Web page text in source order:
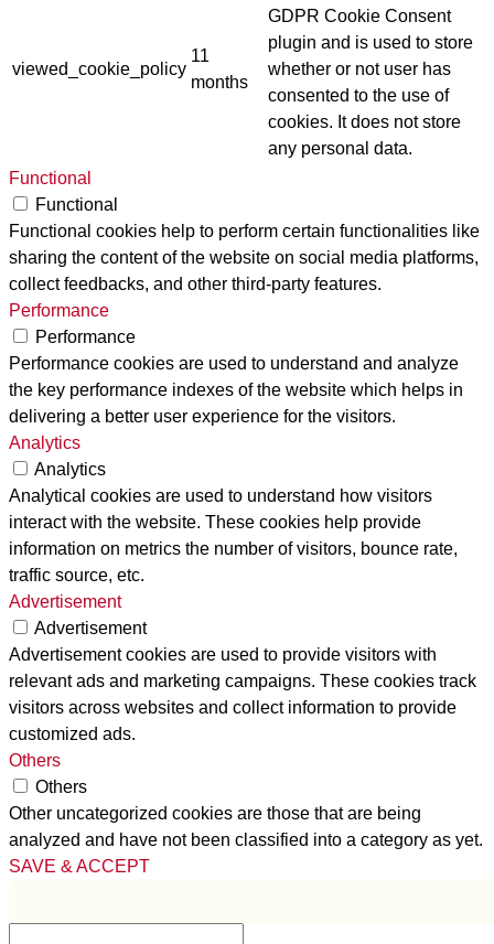
viewed_cookie_policy
11
months
GDPR Cookie Consent
plugin and is used to store
whether or not user has
consented to the use of
cookies. It does not store
any personal data.
Functional
Functional
Functional cookies help to perform certain functionalities like
sharing the content of the website on social media platforms,
collect feedbacks, and other third-party features.
Performance
Performance
Performance cookies are used to understand and analyze
the key performance indexes of the website which helps in
delivering a better user experience for the visitors.
Analytics
Analytics
Analytical cookies are used to understand how visitors
interact with the website. These cookies help provide
information on metrics the number of visitors, bounce rate,
traffic source, etc.
Advertisement
Advertisement
Advertisement cookies are used to provide visitors with
relevant ads and marketing campaigns. These cookies track
visitors across websites and collect information to provide
customized ads.
Others
Others
Other uncategorized cookies are those that are being
analyzed and have not been classified into a category as yet.
SAVE & ACCEPT